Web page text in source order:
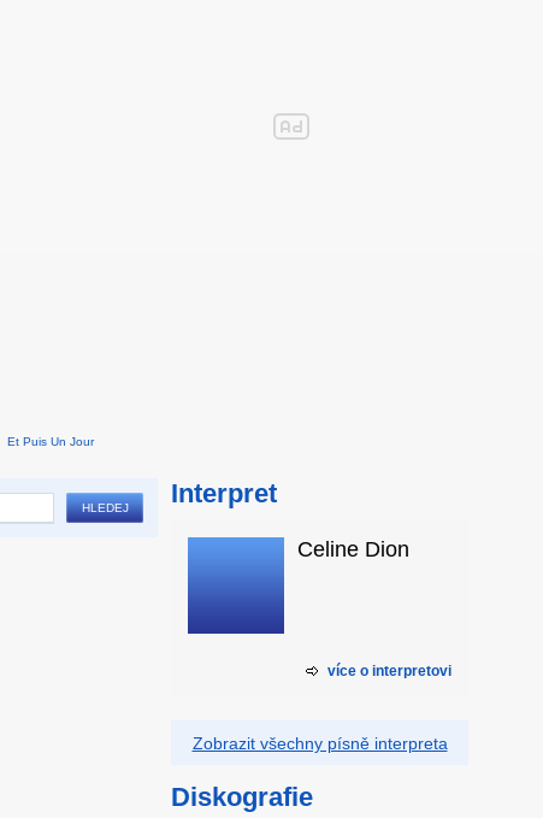
Et Puis Un Jour
Interpret
Celine Dion
více o interpretovi
Zobrazit všechny písně interpreta
Diskografie